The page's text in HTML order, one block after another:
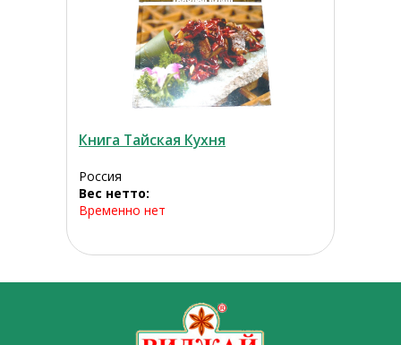
Книга Тайская Кухня
Россия
Вес нетто:
Временно нет